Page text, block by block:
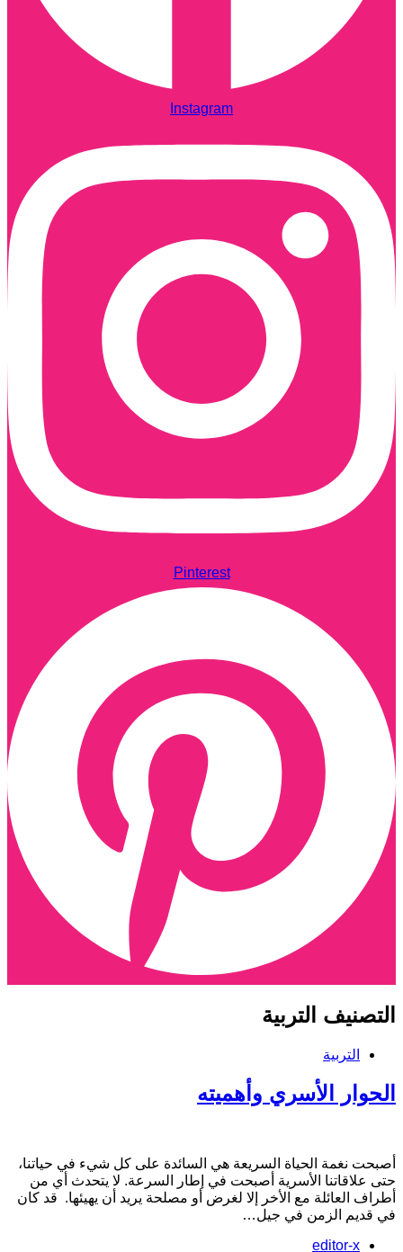
Instagram
Pinterest
التربية
التربية
الأسري وأهميته
نغمة الحياة السريعة هي السائدة على كل شيء في حياتنا،
علاقاتنا الأسرية أصبحت في إطار السرعة. لا يتحدث أي من
العائلة مع الأخر إلا لغرض أو مصلحة يريد أن يهيئها. قد كان
قديم الزمن في جيل…
editor-x